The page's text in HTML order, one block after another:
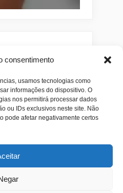
consentimento
usamos tecnologias como
informações do dispositivo. O
nos permitirá processar dados
ou IDs exclusivos neste site. Não
pode afetar negativamente certos
Combos